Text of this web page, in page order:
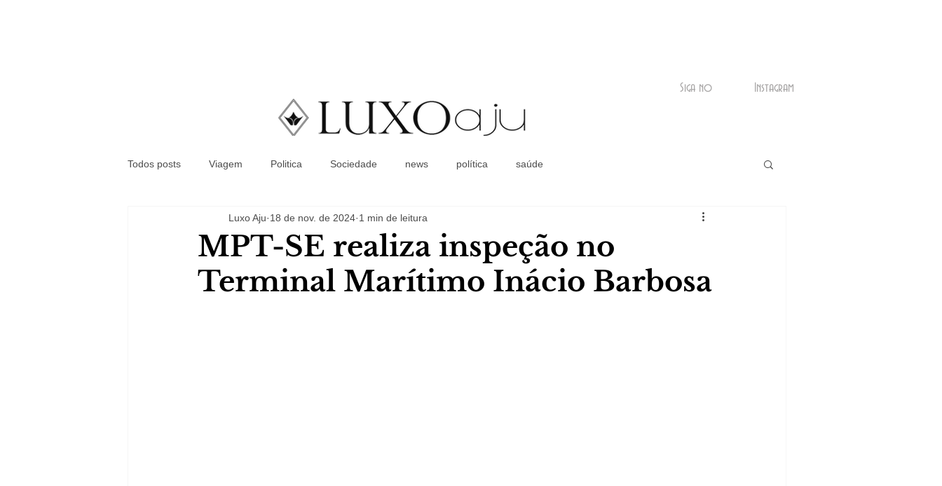
Coluna Social
Siga no Instagram
Todos posts Viagem Politica Sociedade news política saúde
MPT-SE realiza inspeção no
Terminal Marítimo Inácio Barbosa
Luxo Aju 18 de nov. de 2024 1 min de leitura